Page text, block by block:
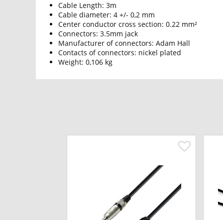
Cable Length: 3m
Cable diameter: 4 +/- 0,2 mm
Center conductor cross section: 0.22 mm²
Connectors: 3.5mm jack
Manufacturer of connectors: Adam Hall
Contacts of connectors: nickel plated
Weight: 0,106 kg